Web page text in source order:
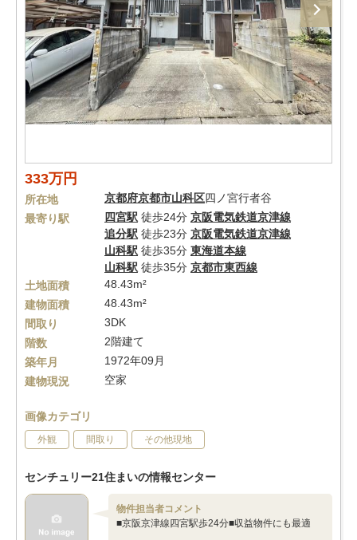
333万円
所在地 京都府京都市山科区四ノ宮行者谷
最寄り駅
四宮駅 徒歩24分 京阪電気鉄道京津線
追分駅 徒歩23分 京阪電気鉄道京津線
山科駅 徒歩35分 東海道本線
山科駅 徒歩35分 京都市東西線
土地面積
48.43m²
建物面積
48.43m²
間取り
3DK
階数
2階建て
築年月
1972年09月
建物現況
空家
画像カテゴリ
外観 間取り その他現地
センチュリー21住まいの情報センター
物件担当者コメント
■京阪京津線四宮駅歩24分■収益物件にも最適